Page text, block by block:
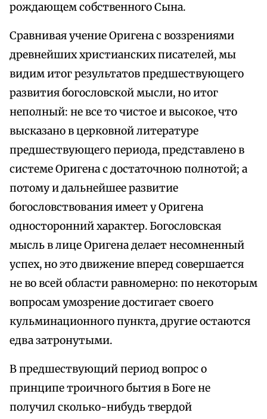
рождающем собственного Сына.
Сравнивая учение Оригена с воззрениями
древнейших христианских писателей, мы
видим итог результатов предшествующего
развития богословской мысли, но итог
неполный: не все то чистое и высокое, что
высказано в церковной литературе
предшествующего периода, представлено в
системе Оригена с достаточною полнотой; а
потому и дальнейшее развитие
богословствования имеет у Оригена
односторонний характер. Богословская
мысль в лице Оригена делает несомненный
успех, но это движение вперед совершается
не во всей области равномерно: по некоторым
вопросам умозрение достигает своего
кульминационного пункта, другие остаются
едва затронутыми.
В предшествующий период вопрос о
принципе троичного бытия в Боге не
получил сколько-нибудь твердой